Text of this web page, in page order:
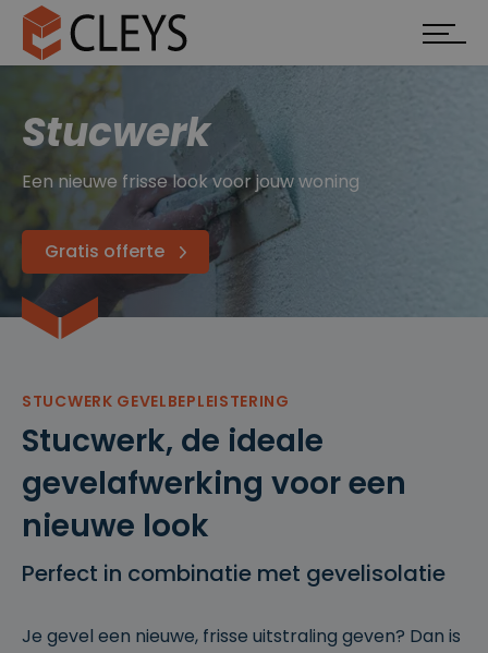
Stucwerk
Een nieuwe frisse look voor jouw woning
Gratis offerte
STUCWERK GEVELBEPLEISTERING
Stucwerk, de ideale
gevelafwerking voor een
nieuwe look
Perfect in combinatie met gevelisolatie
Je gevel een nieuwe, frisse uitstraling geven? Dan is